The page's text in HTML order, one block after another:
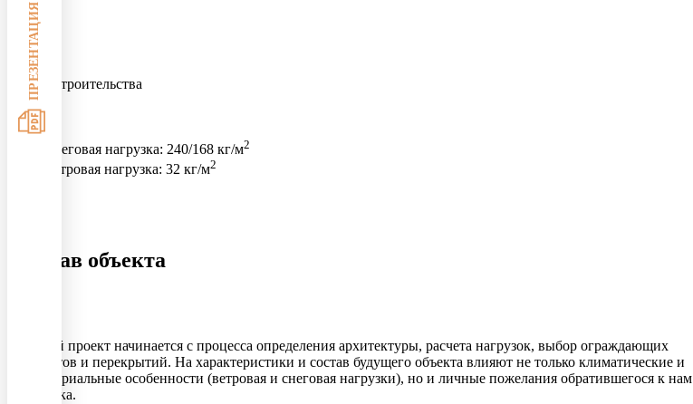
ПРЕЗЕНТАЦИЯ
Москва
регион строительства
Снеговая нагрузка: 240/168 кг/м2
Ветровая нагрузка: 32 кг/м2
Cостав объекта
Каждый проект начинается с процесса определения архитектуры, расчета нагрузок, выбор ограждающих
элементов и перекрытий. На характеристики и состав будущего объекта влияют не только климатические и
территориальные особенности (ветровая и снеговая нагрузки), но и личные пожелания обратившегося к нам
заказчика.